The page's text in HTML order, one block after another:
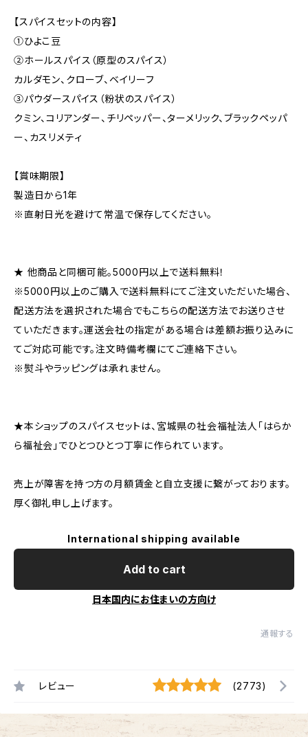
【スパイスセットの内容】
①ひよこ豆
②ホールスパイス（原型のスパイス）
カルダモン、クローブ、ベイリーフ
③パウダースパイス（粉状のスパイス）
クミン、コリアンダー、チリペッパー、ターメリック、ブラックペッパ
ー、カスリメティ
【賞味期限】
製造日から1年
※直射日光を避けて常温で保存してください。
★ 他商品と同梱可能。5000円以上で送料無料！
※5000円以上のご購入で送料無料にてご注文いただいた場合、
配送方法を選択された場合でもこちらの配送方法でお送りさせ
ていただきます。運送会社の指定がある場合は差額お振り込みに
てご対応可能です。注文時備考欄にてご連絡下さい。
※熨斗やラッピングは承れません。
★本ショップのスパイスセットは、宮城県の社会福祉法人「はらか
ら福祉会」でひとつひとつ丁寧に作られています。
売上が障害を持つ方の月額賃金と自立支援に繋がっております。
厚く御礼申し上げます。
International shipping available
Add to cart
日本国内にお住まいの方向け
通報する
レビュー (2773)